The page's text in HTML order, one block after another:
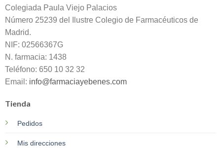
Colegiada Paula Viejo Palacios
Número 25239 del Ilustre Colegio de Farmacéuticos de
Madrid.
NIF: 02566367G
N. farmacia: 1438
Teléfono: 650 10 32 32
Email: info@farmaciayebenes.com
Tienda
Pedidos
Mis direcciones